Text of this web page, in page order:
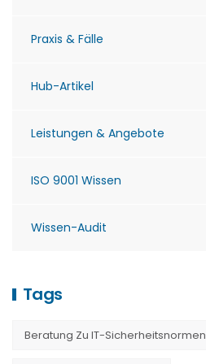
Praxis & Fälle
Hub-Artikel
Leistungen & Angebote
ISO 9001 Wissen
Wissen-Audit
Tags
Beratung Zu IT-Sicherheitsnormen